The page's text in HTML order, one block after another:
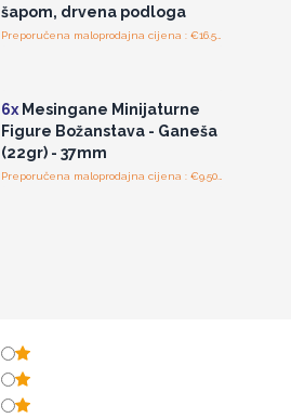
šapom, drvena podloga
6x Mesingane Minijaturne
Figure Božanstava - Ganeša
(22gr) - 37mm